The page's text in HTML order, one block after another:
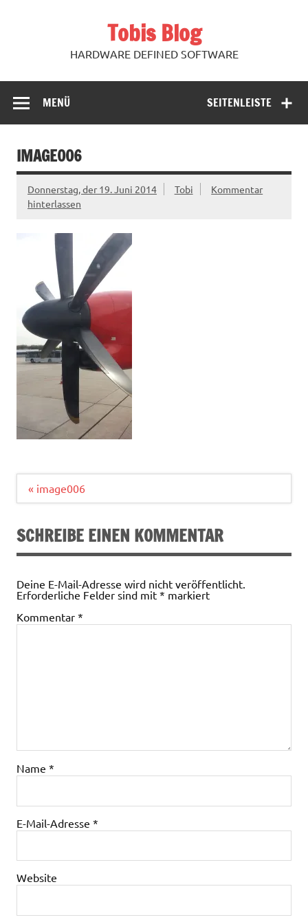
Tobis Blog
HARDWARE DEFINED SOFTWARE
SEITENLEISTE
MENÜ
IMAGE006
Donnerstag, der 19. Juni 2014 Tobi
Kommentar
hinterlassen
Beitragsnavigation
« image006
SCHREIBE EINEN KOMMENTAR
Deine E-Mail-Adresse wird nicht veröffentlicht.
Erforderliche Felder sind mit * markiert
Kommentar *
Name *
E-Mail-Adresse *
Website